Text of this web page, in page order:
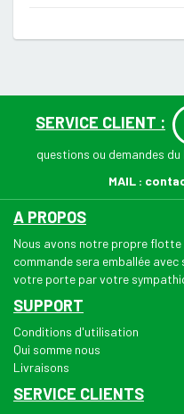
SERVICE CLIENT :
questions ou demandes du
MAIL :
A PROPOS
Nous avons notre propre
commande sera emballée
votre porte par votre
SUPPORT
Conditions d'utilisation
Qui somme nous
Livraisons
SERVICE CLIENTS